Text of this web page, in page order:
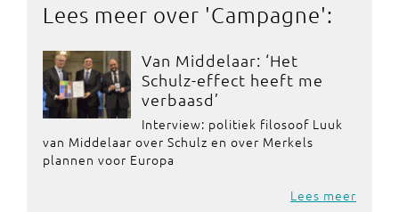
Lees meer over 'Campagne':
Van Middelaar: ‘Het
Schulz-effect heeft me
verbaasd’
Interview: politiek filosoof Luuk
van Middelaar over Schulz en over Merkels
plannen voor Europa
Lees meer